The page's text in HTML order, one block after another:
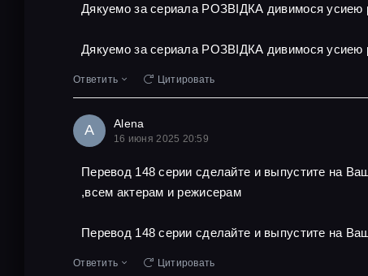
Дякуемо за сериала РОЗВІДКА дивимося усиею
Дякуемо за сериала РОЗВІДКА дивимося усиею
Ответить Цитировать
A Alena
16 июня 2025 20:59
Перевод 148 серии сделайте и выпустите на
,всем актерам и режисерам
Перевод 148 серии сделайте и выпустите на
Ответить Цитировать